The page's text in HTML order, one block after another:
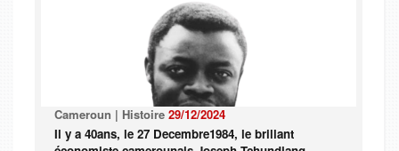
Cameroun | Histoire 29/12/2024
Il y a 40ans, le 27 Decembre1984, le brillant